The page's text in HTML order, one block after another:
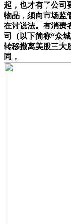
起，也才有了公司
物品，须向市场监
在讨说法。有消费
司（以下简称“众
转移撤离美股三大
同，